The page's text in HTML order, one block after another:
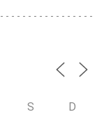
S D